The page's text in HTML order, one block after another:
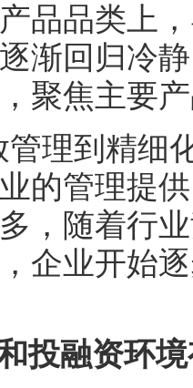
品品类上
渐回归冷
聚焦主要
管理到精细
的管理提
，随着行
企业开始
投融资环